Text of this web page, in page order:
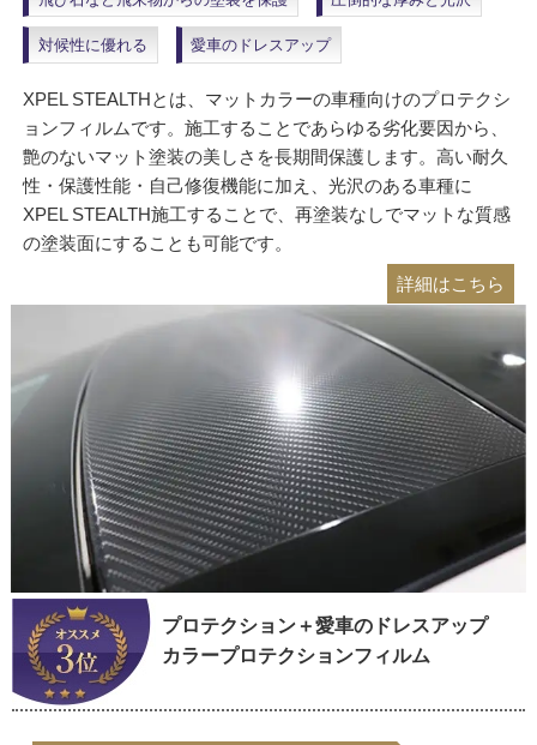
対候性に優れる 愛車のドレスアップ
XPEL STEALTHとは、マットカラーの車種向けのプロテクシ
ョンフィルムです。施工することであらゆる劣化要因から、
艶のないマット塗装の美しさを長期間保護します。高い耐久
性・保護性能・自己修復機能に加え、光沢のある車種に
XPEL STEALTH施工することで、再塗装なしでマットな質感
の塗装面にすることも可能です。
詳細はこちら
プロテクション＋愛車のドレスアップ
カラープロテクションフィルム